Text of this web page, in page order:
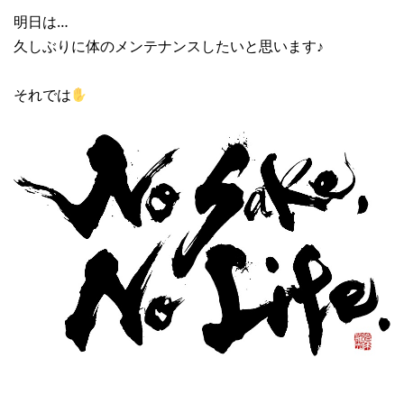
明日は…
久しぶりに体のメンテナンスしたいと思います♪
それでは